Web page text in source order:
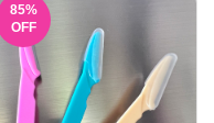
85%
OFF